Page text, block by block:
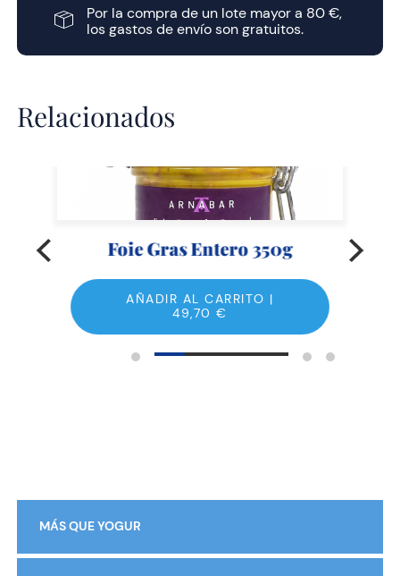
Por la compra de un lote mayor a 80 €,
los gastos de envío son gratuitos.
Relacionados
Foie Gras Entero 350g
AÑADIR AL CARRITO |
49,70€
MÁS QUE YOGUR